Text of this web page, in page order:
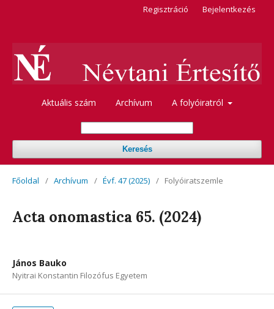
Aktuális szám Archívum A folyóiratról
Keresés
Regisztráció Bejelentkezés
Főoldal / Archívum / Évf. 47 (2025) / Folyóiratszemle
Acta onomastica 65. (2024)
János Bauko
Nyitrai Konstantin Filozófus Egyetem